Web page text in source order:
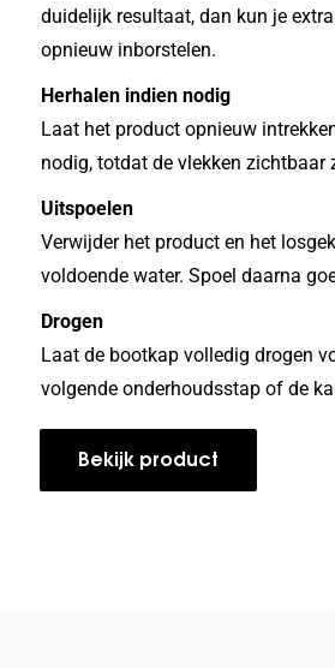
duidelijk resultaat, dan kun je
opnieuw inborstelen.
Herhalen indien nodig
Laat het product opnieuw
nodig, totdat de vlekken zichtbaar
Uitspoelen
Verwijder het product en het
voldoende water. Spoel daarna
Drogen
Laat de bootkap volledig drogen
volgende onderhoudsstap of de
Bekijk product